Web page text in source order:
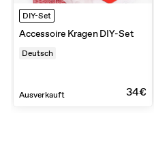
DIY-Set
Accessoire Kragen DIY-Set
Deutsch
Ausverkauft 34€